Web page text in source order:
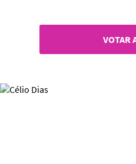
VOTAR